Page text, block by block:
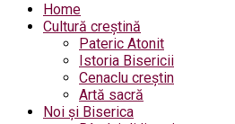
Home
Cultură creștină
Pateric Atonit
Istoria Bisericii
Cenaclu creștin
Artă sacră
Noi și Biserica